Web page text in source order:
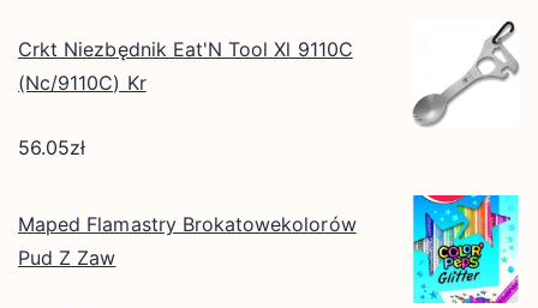
Crkt Niezbędnik Eat'N Tool Xl 9110C
(Nc/9110C) Kr
56.05zł
Maped Flamastry Brokatowekolorów
Pud Z Zaw